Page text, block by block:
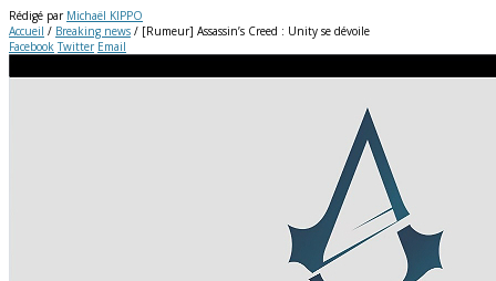
Rédigé par Michaël KIPPO
Accueil / Breaking news / [Rumeur] Assassin’s Creed : Unity se dévoile
Facebook Twitter Email